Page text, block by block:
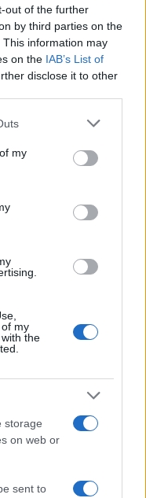
out of the further
by third parties on the
This information may
on the IAB’s List of
disclose it to other
one or more Google
You may click to
third-party tags to
in below Google
my
my
the
storage
on web or
sent to
Κωνσταντίνος
για Ιωάννα Τούνη:
στις Κάννες, αλλά